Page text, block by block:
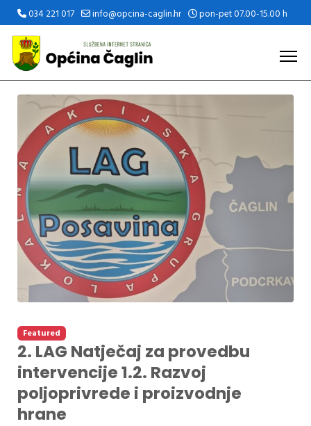
034 221 017 info@opcina-caglin.hr pon-pet 07.00-15.00 h
Featured
2. LAG Natječaj za provedbu
intervencije 1.2. Razvoj
poljoprivrede i proizvodnje
hrane